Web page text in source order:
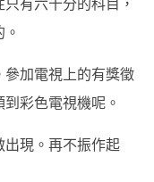
有六十分的科目，
參加電視上的有獎徵
彩色電視機呢。
出現。再不振作起